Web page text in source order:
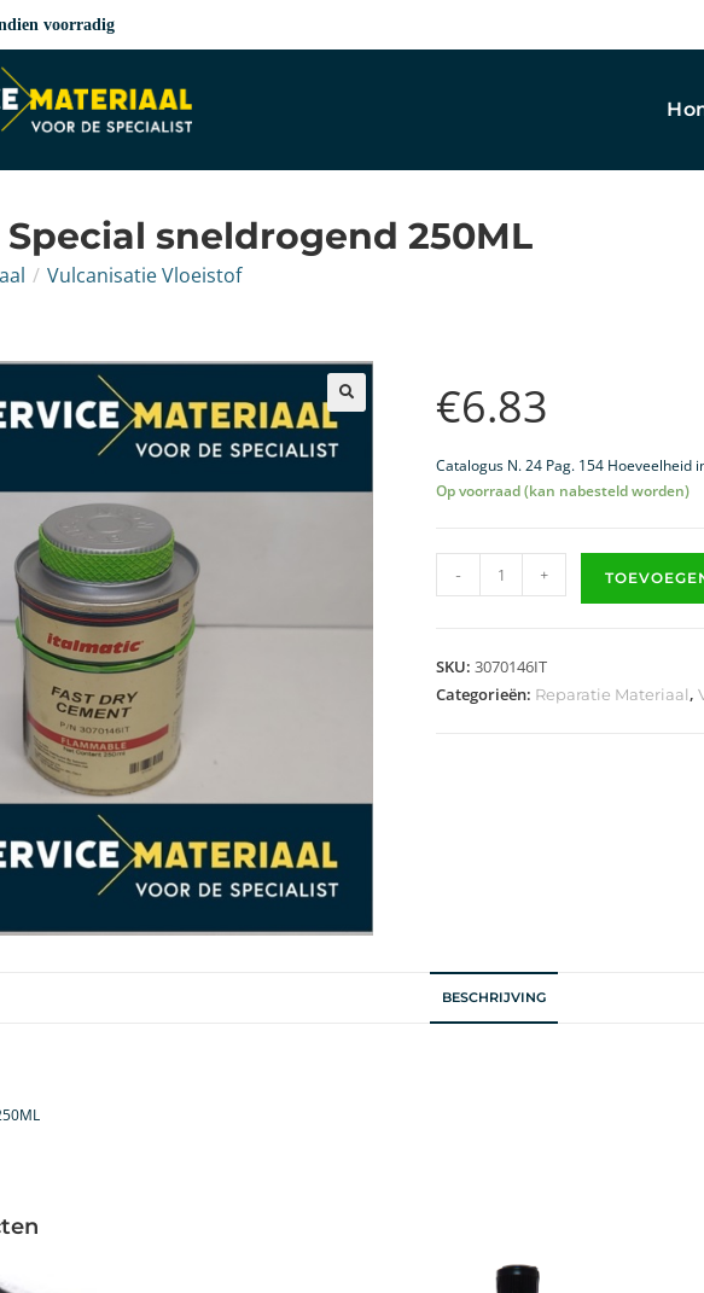
voorradig
sneldrogend 250ML
/ Vulcanisatie Vloeistof
€6.83
Catalogus N. 24 Pag. 154 Hoeveelheid
Op voorraad (kan nabesteld worden)
- +
SKU: 3070146IT
Categorieën: Reparatie Materiaal,
BESCHRIJVING